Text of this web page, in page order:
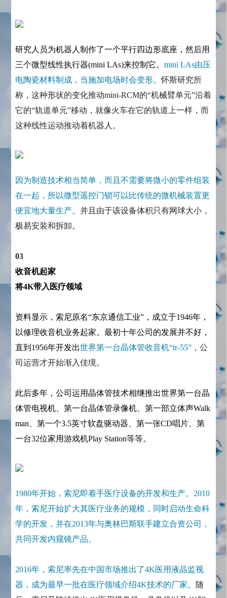
研究人员为机器人制作了一个平行四边形底座，然后用
三个微型线性执行器(mini LAs)来控制它。mini LAs由压
电陶瓷材料制成，当施加电场时会变形。怀斯研究所
称，这种形状的变化推动mini-RCM的“机械臂单元”沿着
它的“轨道单元”移动，就像火车在它的轨道上一样，而
这种线性运动推动着机器人。
因为制造技术相当简单，而且不需要将微小的零件组装
在一起，所以微型遥控门锁可以比传统的微机械装置更
便宜地大量生产。并且由于该设备体积只有网球大小，
极易安装和拆卸。
03
收音机起家
将4K带入医疗领域
资料显示，索尼原名“东京通信工业”，成立于1946年，
以修理收音机业务起家。最初十年公司的发展并不好，
直到1956年开发出世界第一台晶体管收音机“tr-55” ，公
司运营才开始渐入佳境。
此后多年，公司运用晶体管技术相继推出世界第一台晶
体管电视机、第一台晶体管录像机、第一部立体声Walk
man、第一个3.5英寸软盘驱动器、第一张CD唱片、第
一台32位家用游戏机Play Station等等。
1980年开始，索尼即着手医疗设备的开发和生产。2010
年，索尼开始扩大其医疗业务的规模，同时启动生命科
学的开发，并在2013年与奥林巴斯联手建立合资公司，
共同开发内窥镜产品。
2016年，索尼率先在中国市场推出了4K医用液晶监视
器，成为最早一批在医疗领域介绍4K技术的厂家。 随